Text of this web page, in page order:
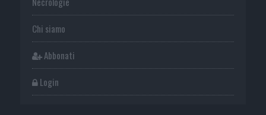
Chi siamo
Abbonati
Login